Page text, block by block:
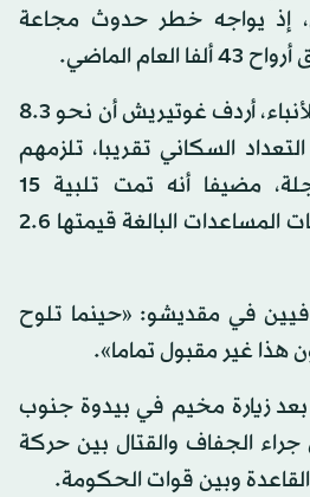
إذ يواجه خطر حدوث مجاعة
الماضي.
ووفق وكالة «رويترز» للأنباء، أردف غوتيريش أن نحو 8.3
السكاني تقريبا، تلزمهم
مساعدات إنسانية عاجلة، مضيفا أنه تمت تلبية 15
بالمائة فقط من متطلبات المساعدات البالغة قيمتها 2.6
في مقديشو: «حينما تلوح
هذا غير مقبول تماما».
زيارة مخيم في بيدوة جنوب
الجفاف والقتال بين حركة
وبين قوات الحكومة.